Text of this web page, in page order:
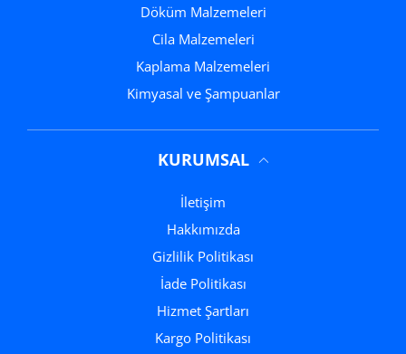
Döküm Malzemeleri
Cila Malzemeleri
Kaplama Malzemeleri
Kimyasal ve Şampuanlar
KURUMSAL
İletişim
Hakkımızda
Gizlilik Politikası
İade Politikası
Hizmet Şartları
Kargo Politikası